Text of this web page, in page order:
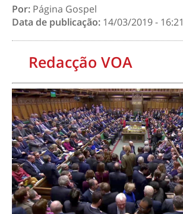
Por: Página Gospel
Data de publicação: 14/03/2019 - 16:21
Redacção VOA